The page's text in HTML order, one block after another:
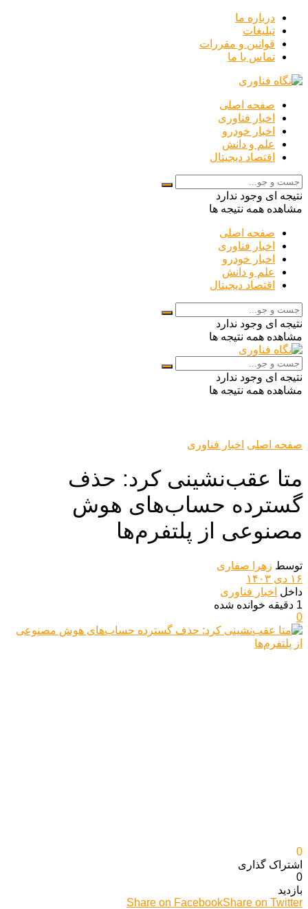
درباره ما
تبلیغات
قوانین و مقررات
تماس با ما
صفحه اصلی
اخبار فناوری
اخبار خودرو
علم و دانش
اقتصاد دیجیتال
نتیجه ای وجود ندارد
مشاهده همه نتیجه ها
صفحه اصلی
اخبار فناوری
اخبار خودرو
علم و دانش
اقتصاد دیجیتال
نتیجه ای وجود ندارد
مشاهده همه نتیجه ها
نتیجه ای وجود ندارد
مشاهده همه نتیجه ها
صفحه اصلی اخبار فناوری
متا عقب‌نشینی کرد: حذف
گسترده حساب‌های هوش
مصنوعی از پلتفرم‌ها
توسط زهرا صفاری
۱۶ دی ۱۴۰۳
داخل اخبار فناوری
1 دقیقه خوانده شده
0
0
اشتراک گذاری‌
0
بازدید
Share on FacebookShare on Twitter